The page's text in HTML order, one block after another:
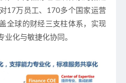
17万员工、170多个国家运营
全球的财经三支柱体系，实现
业化与敏捷化协同。